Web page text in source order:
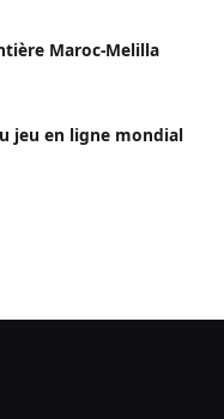
Maroc-Melilla
jeu en ligne mondial